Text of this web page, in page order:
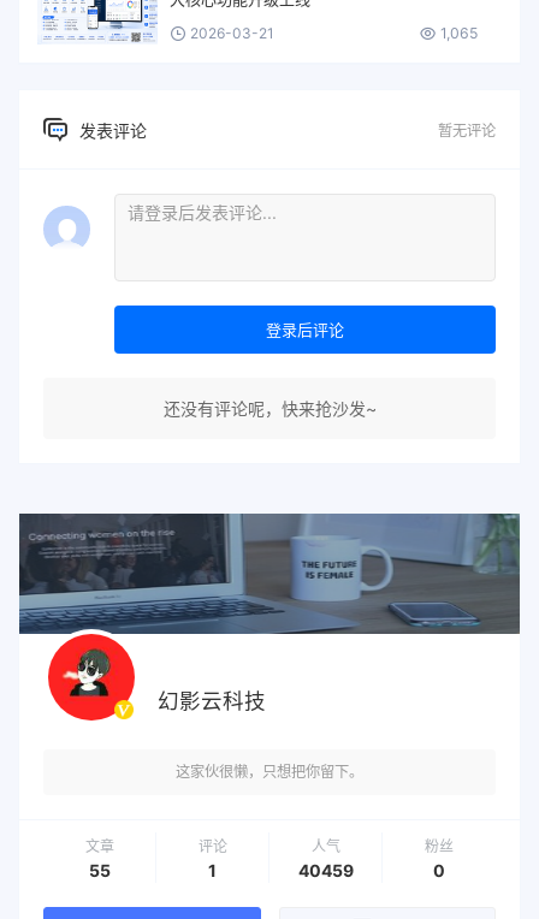
2026-03-21 1,065
发表评论 暂无评论
登录后评论
还没有评论呢，快来抢沙发~
幻影云科技
这家伙很懒，只想把你留下。
文章
55
评论
1
人气
40459
粉丝
0